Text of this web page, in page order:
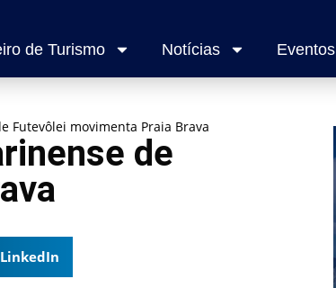
de Turismo Notícias Eventos
Futevôlei movimenta Praia Brava
de
LinkedIn